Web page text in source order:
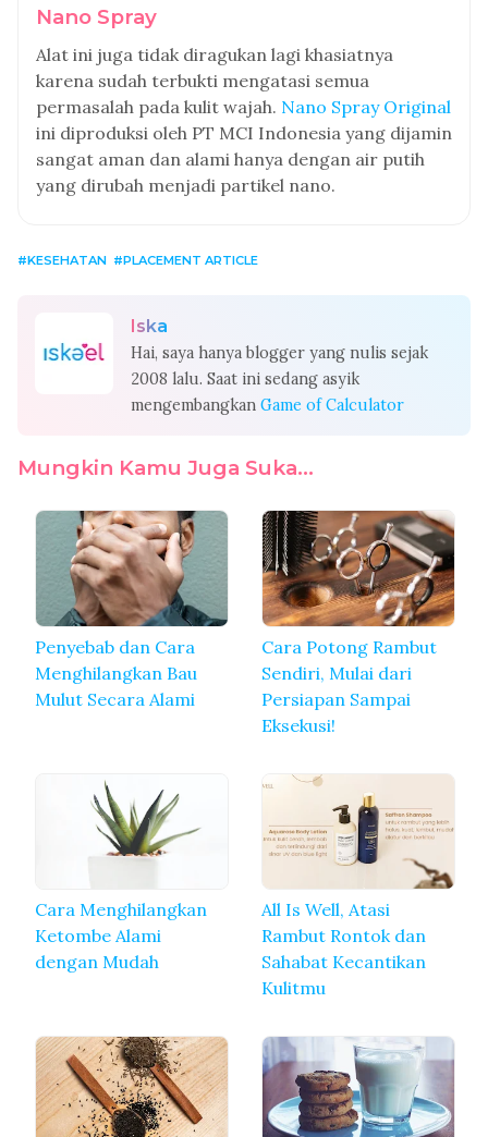
Nano Spray
Alat ini juga tidak diragukan lagi khasiatnya
karena sudah terbukti mengatasi semua
permasalah pada kulit wajah. Nano Spray Original
ini diproduksi oleh PT MCI Indonesia yang dijamin
sangat aman dan alami hanya dengan air putih
yang dirubah menjadi partikel nano.
KESEHATAN PLACEMENT ARTICLE
Iska
Hai, saya hanya blogger yang nulis sejak
2008 lalu. Saat ini sedang asyik
mengembangkan Game of Calculator
Mungkin Kamu Juga Suka...
Penyebab dan Cara
Menghilangkan Bau
Mulut Secara Alami
Cara Potong Rambut
Sendiri, Mulai dari
Persiapan Sampai
Eksekusi!
Cara Menghilangkan
Ketombe Alami
dengan Mudah
All Is Well, Atasi
Rambut Rontok dan
Sahabat Kecantikan
Kulitmu